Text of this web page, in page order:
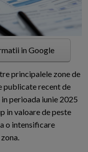
in Google
principalele zone de
publicate recent de
perioada iunie 2025
in valoare de peste
o intensificare